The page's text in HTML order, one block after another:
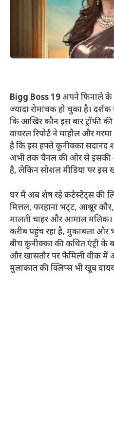
Bigg Boss 19अपने फिनाले के
ज्यादा रोमांचक हो चुका है।
कि आखिर कौन इस बार ट्रॉफी
वायरल रिपोर्ट ने माहौल और
है कि इस हफ्ते कुनीक्का सदानंद
अभी तक चैनल की ओर से इसकी
है, लेकिन सोशल मीडिया पर इस
घर में अब शेष रहे कंटेस्टेंट्स की
मित्तल, फरहाना भट्‍ट, आश्नूर
मालती चाहर और आमाल
करीब पहुंच रहा है, मुकाबला और
बीच कुनीक्का की कथित एंट्री
और खासतौर पर फैमिली वीक में
मुलाकात की क्लिप्स भी खूब